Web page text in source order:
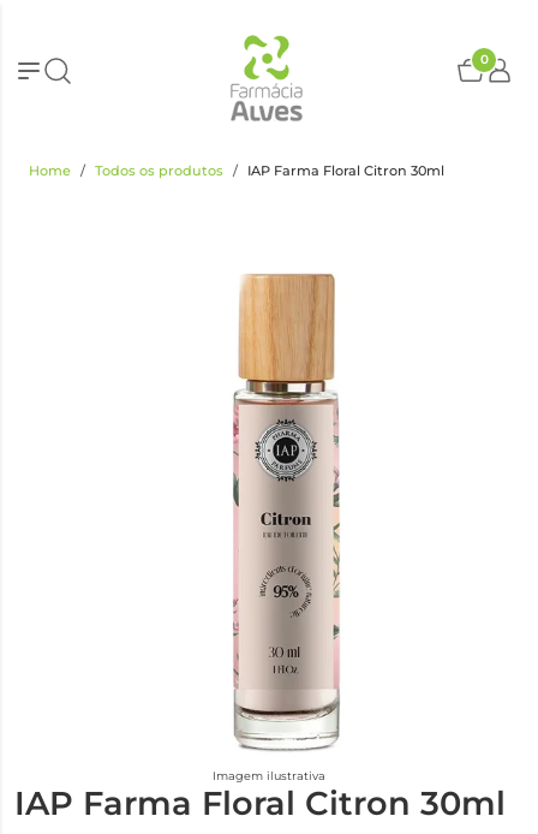
0
Home Todos os produtos IAP Farma Floral Citron 30ml
Imagem ilustrativa
IAP Farma Floral Citron 30ml